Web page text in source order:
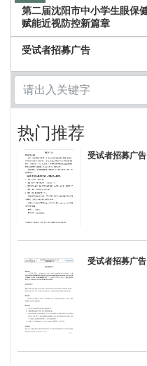
第二届沈阳市中小学生眼保
赋能近视防控新篇章
受试者招募广告
热门推荐
受试者招募广告
受试者招募广告